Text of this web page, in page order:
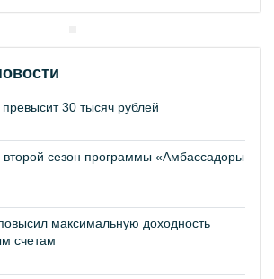
30 тысяч рублей
сезон программы «Амбассадоры
максимальную доходность
счетам